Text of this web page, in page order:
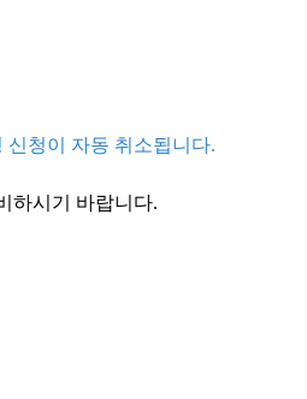
청이 자동 취소됩니다.
하시기 바랍니다.